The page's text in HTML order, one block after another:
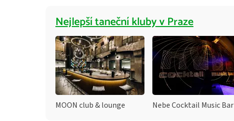
Nejlepší taneční kluby v Praze
MOON club & lounge Nebe Cocktail Music Bar